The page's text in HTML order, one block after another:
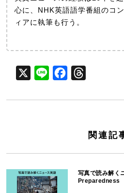
心に、NHK英語語学番組のコ
ィアに執筆も行う。
X Line Facebook
関連記
写真で読み解く
Preparedness